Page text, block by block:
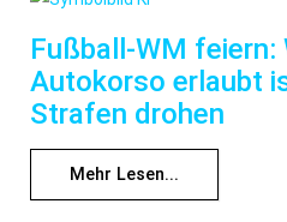
Fußball-WM feiern:
Autokorso erlaubt
Strafen drohen
Mehr Lesen...